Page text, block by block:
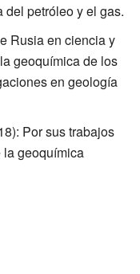
del petróleo y el gas.
Rusia en ciencia y
geoquímica de los
en geología
Por sus trabajos
geoquímica